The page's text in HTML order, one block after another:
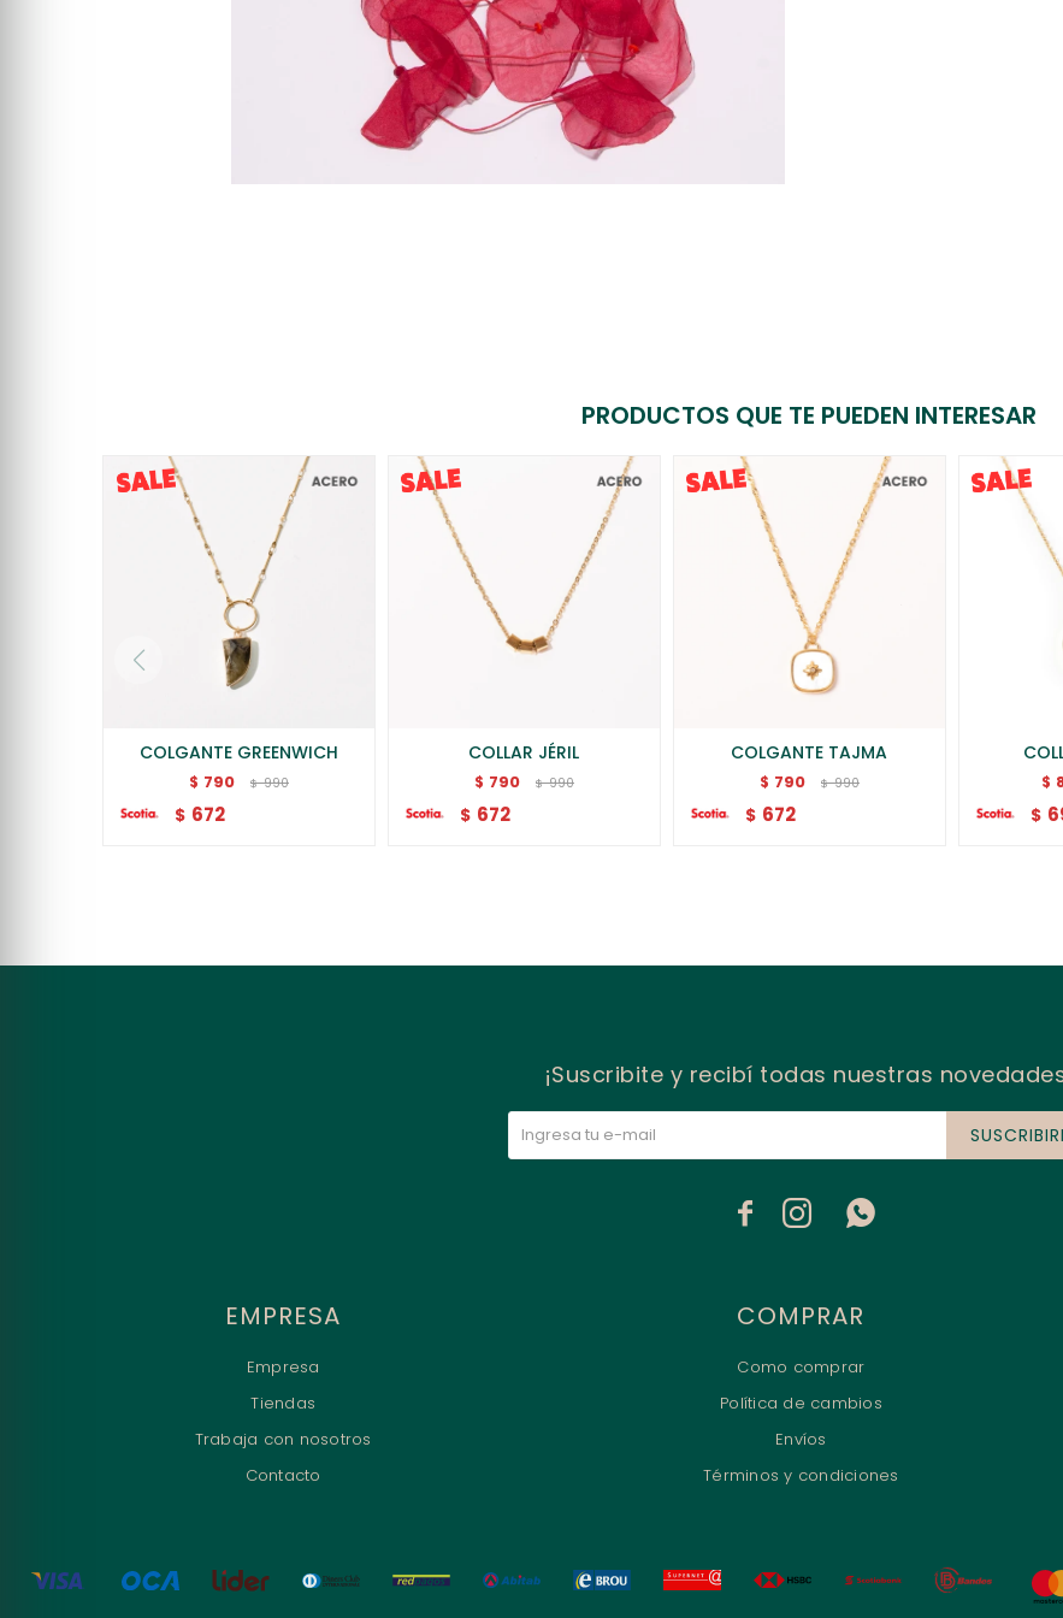
PRODUCTOS QUE TE PUEDEN INTERESAR
COLGANTE GREENWICH
$ 790 $ 990
$ 672
COLLAR JÉRIL
$ 790 $ 990
$ 672
COLGANTE TAJMA
$ 790 $ 990
$ 672
$
$
EMPRESA
Empresa
Tiendas
Trabaja con nosotros
Contacto
COMPRAR
Como comprar
Política de cambios
Envíos
Términos y condiciones
¡Suscribite y recibí todas nuestras
  